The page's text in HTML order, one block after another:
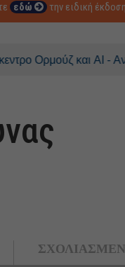
εδώ την ειδική έκδοση
και AI - Ανοδος